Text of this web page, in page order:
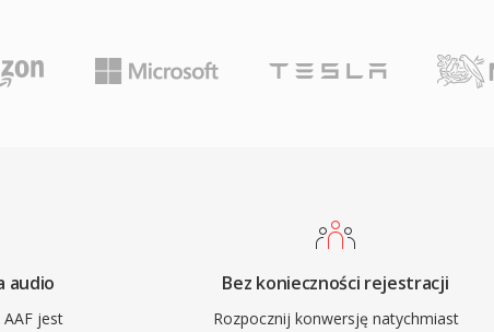
audio
jest
Bez konieczności rejestracji
Rozpocznij konwersję natychmiast